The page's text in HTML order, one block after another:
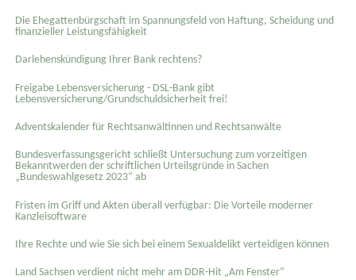
Die Ehegattenbürgschaft im Spannungsfeld von Haftung, Scheidung und
finanzieller Leistungsfähigkeit
Darlehenskündigung Ihrer Bank rechtens?
Freigabe Lebensversicherung - DSL-Bank gibt
Lebensversicherung/Grundschuldsicherheit frei!
Adventskalender für Rechtsanwältinnen und Rechtsanwälte
Bundesverfassungsgericht schließt Untersuchung zum vorzeitigen
Bekanntwerden der schriftlichen Urteilsgründe in Sachen
„Bundeswahlgesetz 2023“ ab
Fristen im Griff und Akten überall verfügbar: Die Vorteile moderner
Kanzleisoftware
Ihre Rechte und wie Sie sich bei einem Sexual­delikt verteidigen können
Land Sachsen verdient nicht mehr am DDR-Hit „Am Fenster“